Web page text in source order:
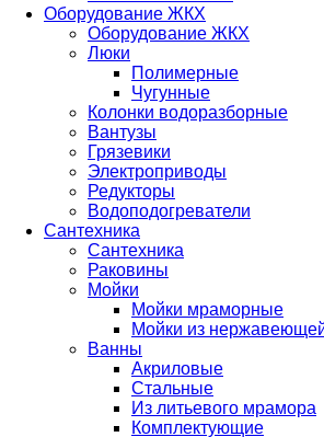
Оборудование ЖКХ
Оборудование ЖКХ
Люки
Полимерные
Чугунные
Колонки водоразборные
Вантузы
Грязевики
Электроприводы
Редукторы
Водоподогреватели
Сантехника
Сантехника
Раковины
Мойки
Мойки мраморные
Мойки из
Ванны
Акриловые
Стальные
Из литьевого мрамора
Комплектующие